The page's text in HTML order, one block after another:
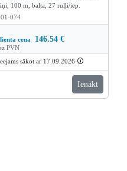
100 m, balta, 27 ruļļi/iep.
074
cena 146.54 €
PVN
sākot ar 17.09.2026 🛈
Ienākt